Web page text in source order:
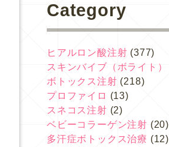
Category
ヒアルロン酸注射 (377)
スキンバイブ（ボライト）
ボトックス注射 (218)
プロファイロ (13)
スネコス注射 (2)
ベビーコラーゲン注射 (20)
多汗症ボトックス治療 (12)